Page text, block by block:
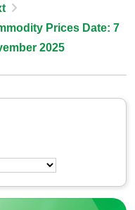
Prices Date: 7
2025